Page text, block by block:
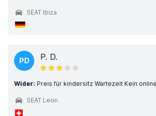
SEAT Ibiza
PD P. D.
Wider: Preis für kindersitz Wartezeit Kein
SEAT Leon